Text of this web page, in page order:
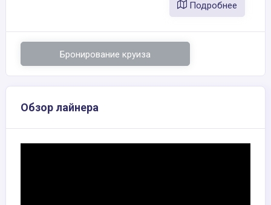
Подробнее
Бронирование круиза
Обзор лайнера